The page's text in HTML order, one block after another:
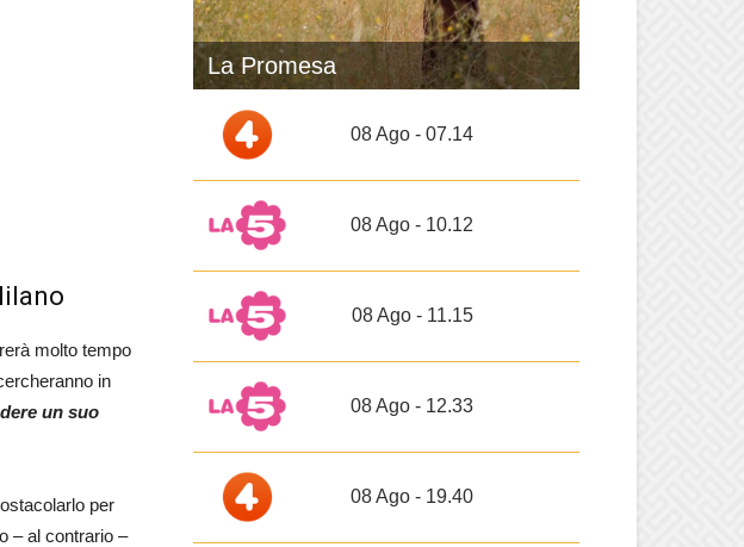
molto tempo
in
un suo
per
– al contrario –
La Promesa
08 Ago - 07.14
08 Ago - 10.12
08 Ago - 11.15
08 Ago - 12.33
08 Ago - 19.40